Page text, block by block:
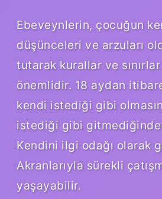
Ebeveynlerin, çocuğun
düşünceleri ve arzuları
tutarak kurallar ve
önemlidir. 18 aydan
kendi istediği gibi
istediği gibi
Kendini ilgi odağı olarak
Akranlarıyla sürekli
yaşayabilir.